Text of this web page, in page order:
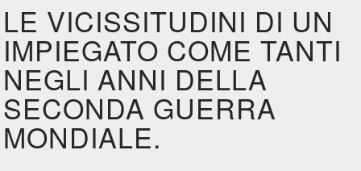
LE VICISSITUDINI DI UN
IMPIEGATO COME TANTI
NEGLI ANNI DELLA
SECONDA GUERRA
MONDIALE.